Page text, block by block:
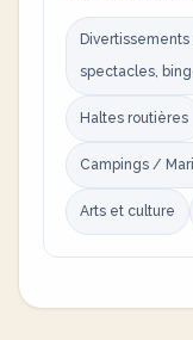
Divertissements
spectacles,
Haltes routières
Campings /
Arts et culture